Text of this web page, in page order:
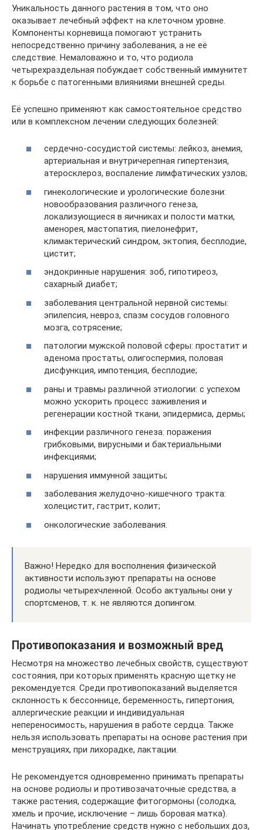
Уникальность данного растения в том, что оно
оказывает лечебный эффект на клеточном уровне.
Компоненты корневища помогают устранить
непосредственно причину заболевания, а не её
следствие. Немаловажно и то, что родиола
четырехраздельная побуждает собственный иммунитет
к борьбе с патогенными влияниями внешней среды.
Её успешно применяют как самостоятельное средство
или в комплексном лечении следующих болезней:
сердечно-сосудистой системы: лейкоз, анемия,
артериальная и внутричерепная гипертензия,
атеросклероз, воспаление лимфатических узлов;
гинекологические и урологические болезни:
новообразования различного генеза,
локализующиеся в яичниках и полости матки,
аменорея, мастопатия, пиелонефрит,
климактерический синдром, эктопия, бесплодие,
цистит;
эндокринные нарушения: зоб, гипотиреоз,
сахарный диабет;
заболевания центральной нервной системы:
эпилепсия, невроз, спазм сосудов головного
мозга, сотрясение;
патологии мужской половой сферы: простатит и
аденома простаты, олигоспермия, половая
дисфункция, импотенция, бесплодие;
раны и травмы различной этиологии: с успехом
можно ускорить процесс заживления и
регенерации костной ткани, эпидермиса, дермы;
инфекции различного генеза: поражения
грибковыми, вирусными и бактериальными
инфекциями;
нарушения иммунной защиты;
заболевания желудочно-кишечного тракта:
холецистит, гастрит, колит;
онкологические заболевания.
Важно! Нередко для восполнения физической
активности используют препараты на основе
родиолы четырехчленной. Особо актуальны они у
спортсменов, т. к. не являются допингом.
Противопоказания и возможный вред
Несмотря на множество лечебных свойств, существуют
состояния, при которых применять красную щетку не
рекомендуется. Среди противопоказаний выделяется
склонность к бессоннице, беременность, гипертония,
аллергические реакции и индивидуальная
непереносимость, нарушения в работе сердца. Также
нельзя использовать препараты на основе растения при
менструациях, при лихорадке, лактации.
Не рекомендуется одновременно принимать препараты
на основе родиолы и противозачаточные средства, а
также растения, содержащие фитогормоны (солодка,
хмель и прочие, исключение – лишь боровая матка).
Начинать употребление средств нужно с небольших доз,